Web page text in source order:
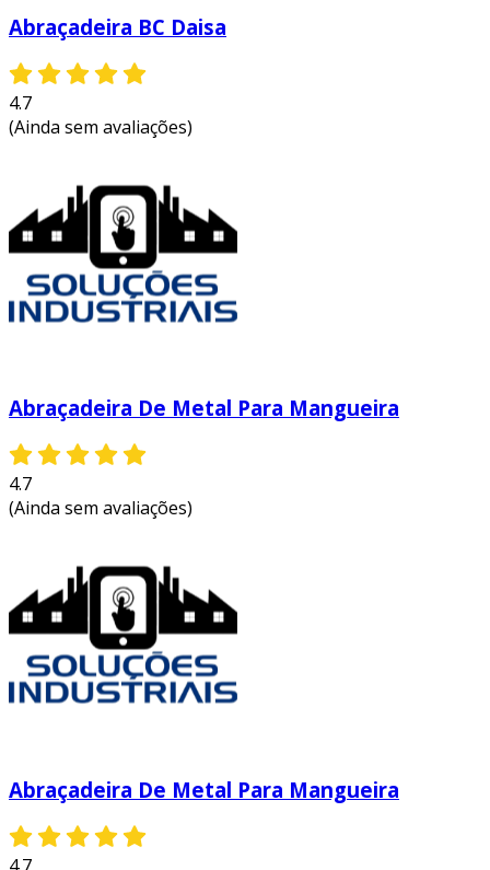
Abraçadeira BC Daisa
4.7
(Ainda sem avaliações)
Abraçadeira De Metal Para Mangueira
4.7
(Ainda sem avaliações)
Abraçadeira De Metal Para Mangueira
4.7